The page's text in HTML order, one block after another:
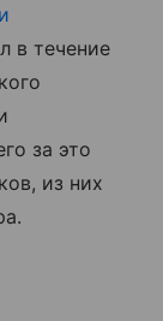
в течение
за это
из них